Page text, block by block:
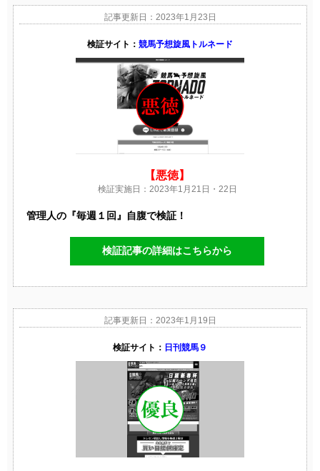
記事更新日：2023年1月23日
検証サイト： 競馬予想旋風トルネード
【悪徳】
検証実施日：2023年1月21日・22日
管理人の『毎週１回』自腹で検証！
検証記事の詳細はこちらから
記事更新日：2023年1月19日
検証サイト： 日刊競馬９